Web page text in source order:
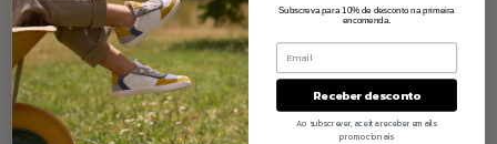
Subscreva para 10% de desconto na primeira
encomenda.
Receber desconto
Ao subscrever, aceita receber emails
promocionais